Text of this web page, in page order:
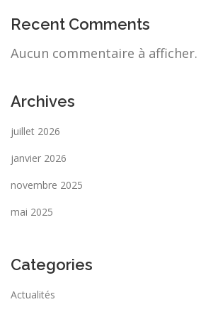
Recent Comments
Aucun commentaire à afficher.
Archives
juillet 2026
janvier 2026
novembre 2025
mai 2025
Categories
Actualités